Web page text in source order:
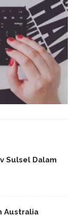
Sulsel Dalam
Australia